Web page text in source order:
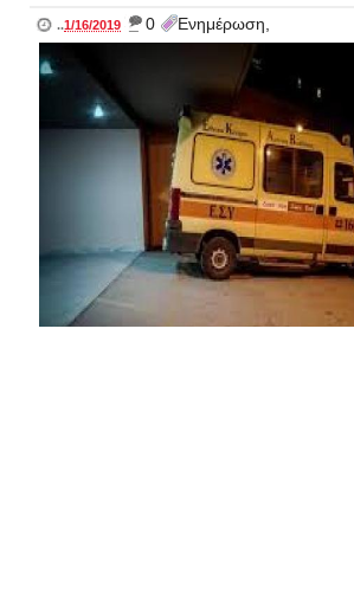
..1/16/2019 _ 0 Ενημέρωση,